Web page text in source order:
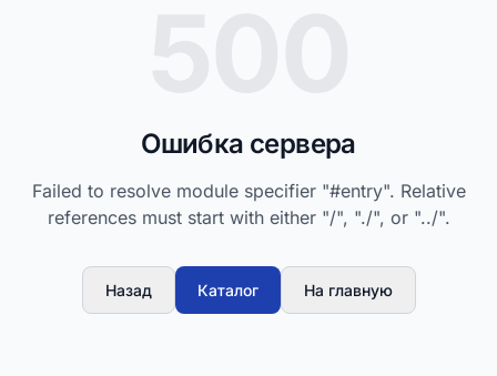
Ошибка сервера
Failed to resolve module specifier "#entry". Relative
references must start with either "/", "./", or "../".
Назад Каталог На главную